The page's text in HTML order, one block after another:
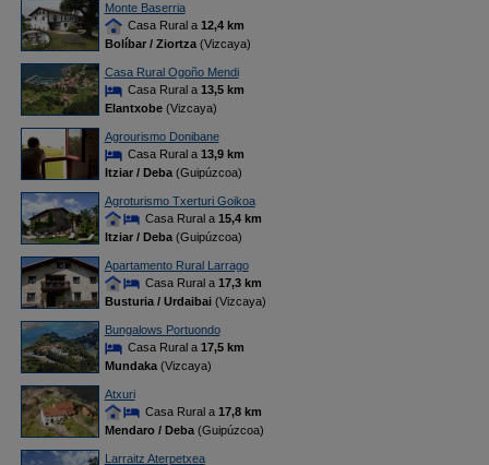
Monte Baserria
Casa Rural a 12,4 km
Bolíbar / Ziortza(Vizcaya)
Casa Rural Ogoño Mendi
Casa Rural a 13,5 km
Elantxobe(Vizcaya)
Agrourismo Donibane
Casa Rural a 13,9 km
Itziar / Deba(Guipúzcoa)
Agroturismo Txerturi Goikoa
Casa Rural a 15,4 km
Itziar / Deba(Guipúzcoa)
Apartamento Rural Larrago
Casa Rural a 17,3 km
Busturia / Urdaibai(Vizcaya)
Bungalows Portuondo
Casa Rural a 17,5 km
Mundaka(Vizcaya)
Atxuri
Casa Rural a 17,8 km
Mendaro / Deba(Guipúzcoa)
Larraitz Aterpetxea